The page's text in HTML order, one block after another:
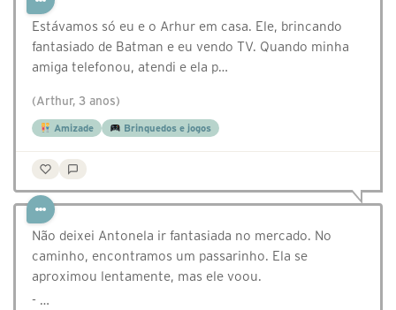
Estávamos só eu e o Arhur em casa. Ele, brincando
fantasiado de Batman e eu vendo TV. Quando minha
amiga telefonou, atendi e ela p…
(Arthur, 3 anos)
Amizade Brinquedos e jogos
Não deixei Antonela ir fantasiada no mercado. No
caminho, encontramos um passarinho. Ela se
aproximou lentamente, mas ele voou.
- …